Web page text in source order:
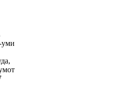
уми